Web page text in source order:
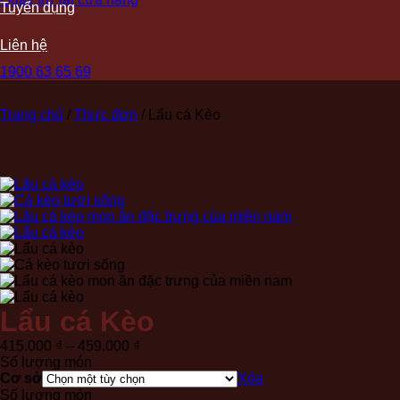
Tuyển dụng
Liên hệ
1900 63 65 69
Trang chủ / Thực đơn / Lẩu cá Kèo
Lẩu cá Kèo
415.000 ₫ – 459.000 ₫
từ
Số lượng món
Cơ sở
Xóa
Số lượng món